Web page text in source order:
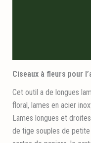
Ciseaux à fleurs pour
Cet outil a de longues
floral, lames en acier
Lames longues et
de tige souples de